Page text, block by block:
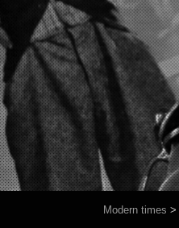
Modern times >